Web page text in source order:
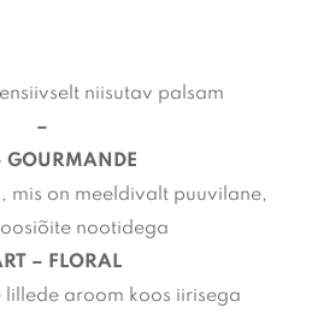
niisutav palsam
–
GOURMANDE
mis on meeldivalt puuvilane,
nootidega
– FLORAL
lillede aroom koos iirisega